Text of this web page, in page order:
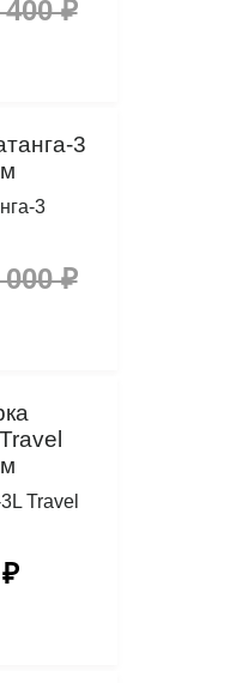
₽
3
₽
Travel